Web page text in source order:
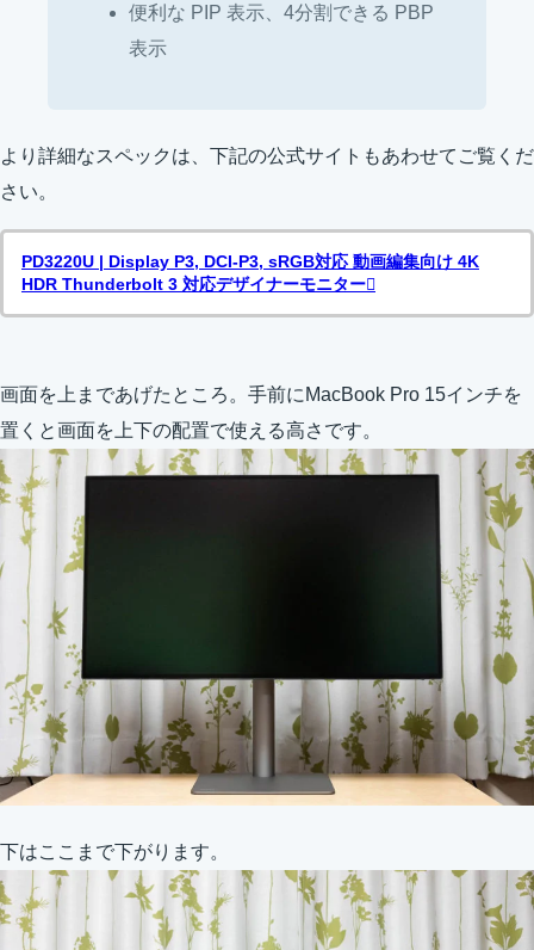
便利な PIP 表示、4分割できる PBP
表示
より詳細なスペックは、下記の公式サイトもあわせてご覧くだ
さい。
PD3220U | Display P3, DCI-P3, sRGB対応 動画編集向け 4K
HDR Thunderbolt 3 対応デザイナーモニター
画面を上まであげたところ。手前にMacBook Pro 15インチを
置くと画面を上下の配置で使える高さです。
下はここまで下がります。